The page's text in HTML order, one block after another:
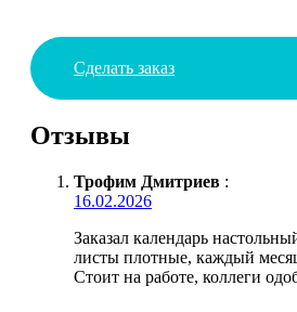
Сделать заказ
Отзывы
Трофим Дмитриев :
16.02.2026
Заказал календарь
листы плотные, каждый
Стоит на работе, коллеги